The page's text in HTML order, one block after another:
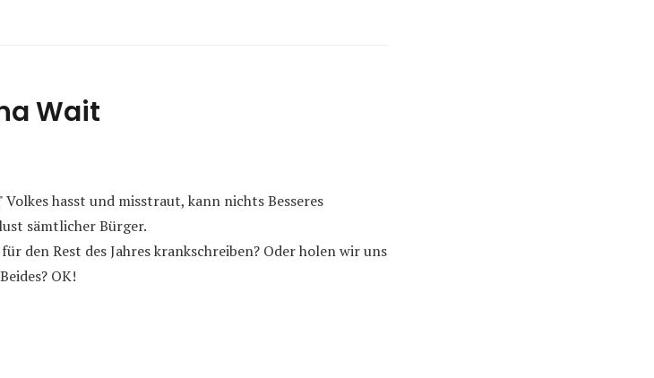
Wait
hasst und misstraut, kann nichts Besseres
sämtlicher Bürger.
den Rest des Jahres krankschreiben? Oder holen wir uns
OK!